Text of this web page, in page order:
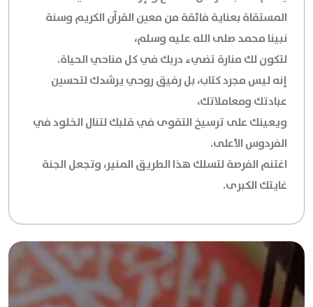
المستقاة بعناية فائقة من معين القرآن الكريم وسنة
نبينا محمد صلى الله عليه وسلم،
لتكون لك منارة تضيء دربك في كل مناحي الحياة.
إنه ليس مجرد كتاب، بل رفيق روحي يرشدك لتحسين
عبادتك ومعاملاتك،
ويعينك على ترسيخ التقوى في قلبك لتنال الخلود في
الفردوس الأعلى.
اغتنم الفرصة لتسلك هذا الطريق المنير، وتجعل الجنة
غايتك الكبرى.